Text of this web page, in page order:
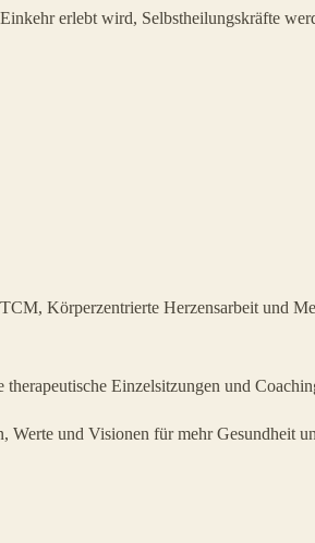
erlebt wird, Selbstheilungskräfte
Körperzentrierte Herzensarbeit und
Einzelsitzungen und
Werte und Visionen für mehr Gesundheit